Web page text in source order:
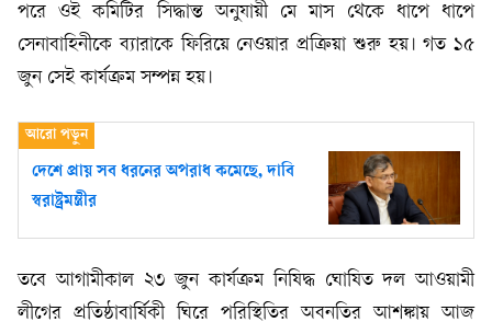
পরে ওই কমিটির সিদ্ধান্ত অনুযায়ী মে মাস থেকে ধাপে ধাপে
সেনাবাহিনীকে ব্যারাকে ফিরিয়ে নেওয়ার প্রক্রিয়া শুরু হয়। গত ১৫
জুন সেই কার্যক্রম সম্পন্ন হয়।
দেশে প্রায় সব ধরনের অপরাধ কমেছে, দাবি
স্বরাষ্ট্রমন্ত্রীর
তবে আগামীকাল ২৩ জুন কার্যক্রম নিষিদ্ধ ঘোষিত দল আওয়ামী
লীগের প্রতিষ্ঠাবার্ষিকী ঘিরে পরিস্থিতির অবনতির আশঙ্কায় আজ